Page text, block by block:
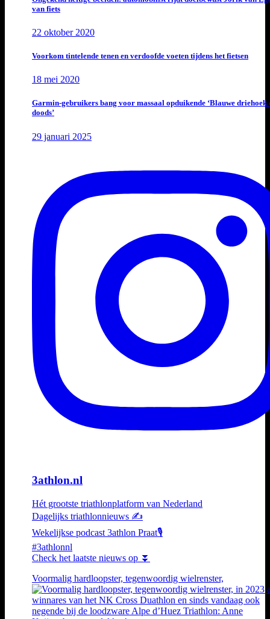
van fiets
22 oktober 2020
Voorkom tintelende tenen en verdoofde voeten tijdens het fietsen
18 mei 2020
Garmin-gebruikers bang voor massaal opduikende ‘Blauwe driehoek
doods’
29 januari 2025
3athlon.nl
Hét grootste triathlonplatform van Nederland
Dagelijks triathlonnieuws ✍️
Wekelijkse podcast 3athlon Praat🎙️
#3athlonnl
Check het laatste nieuws op ⏬
Voormalig hardloopster, tegenwoordig wielrenster,